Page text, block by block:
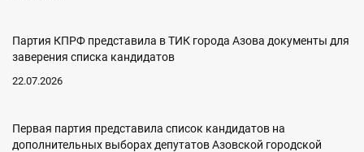
Партия КПРФ представила в ТИК города Азова документы для
заверения списка кандидатов
22.07.2026
Первая партия представила список кандидатов на
дополнительных выборах депутатов Азовской городской